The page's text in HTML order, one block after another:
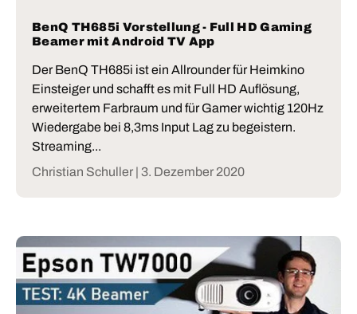
BenQ TH685i Vorstellung - Full HD Gaming
Beamer mit Android TV App
Der BenQ TH685i ist ein Allrounder für Heimkino
Einsteiger und schafft es mit Full HD Auflösung,
erweitertem Farbraum und für Gamer wichtig 120Hz
Wiedergabe bei 8,3ms Input Lag zu begeistern.
Streaming...
Christian Schuller | 3. Dezember 2020